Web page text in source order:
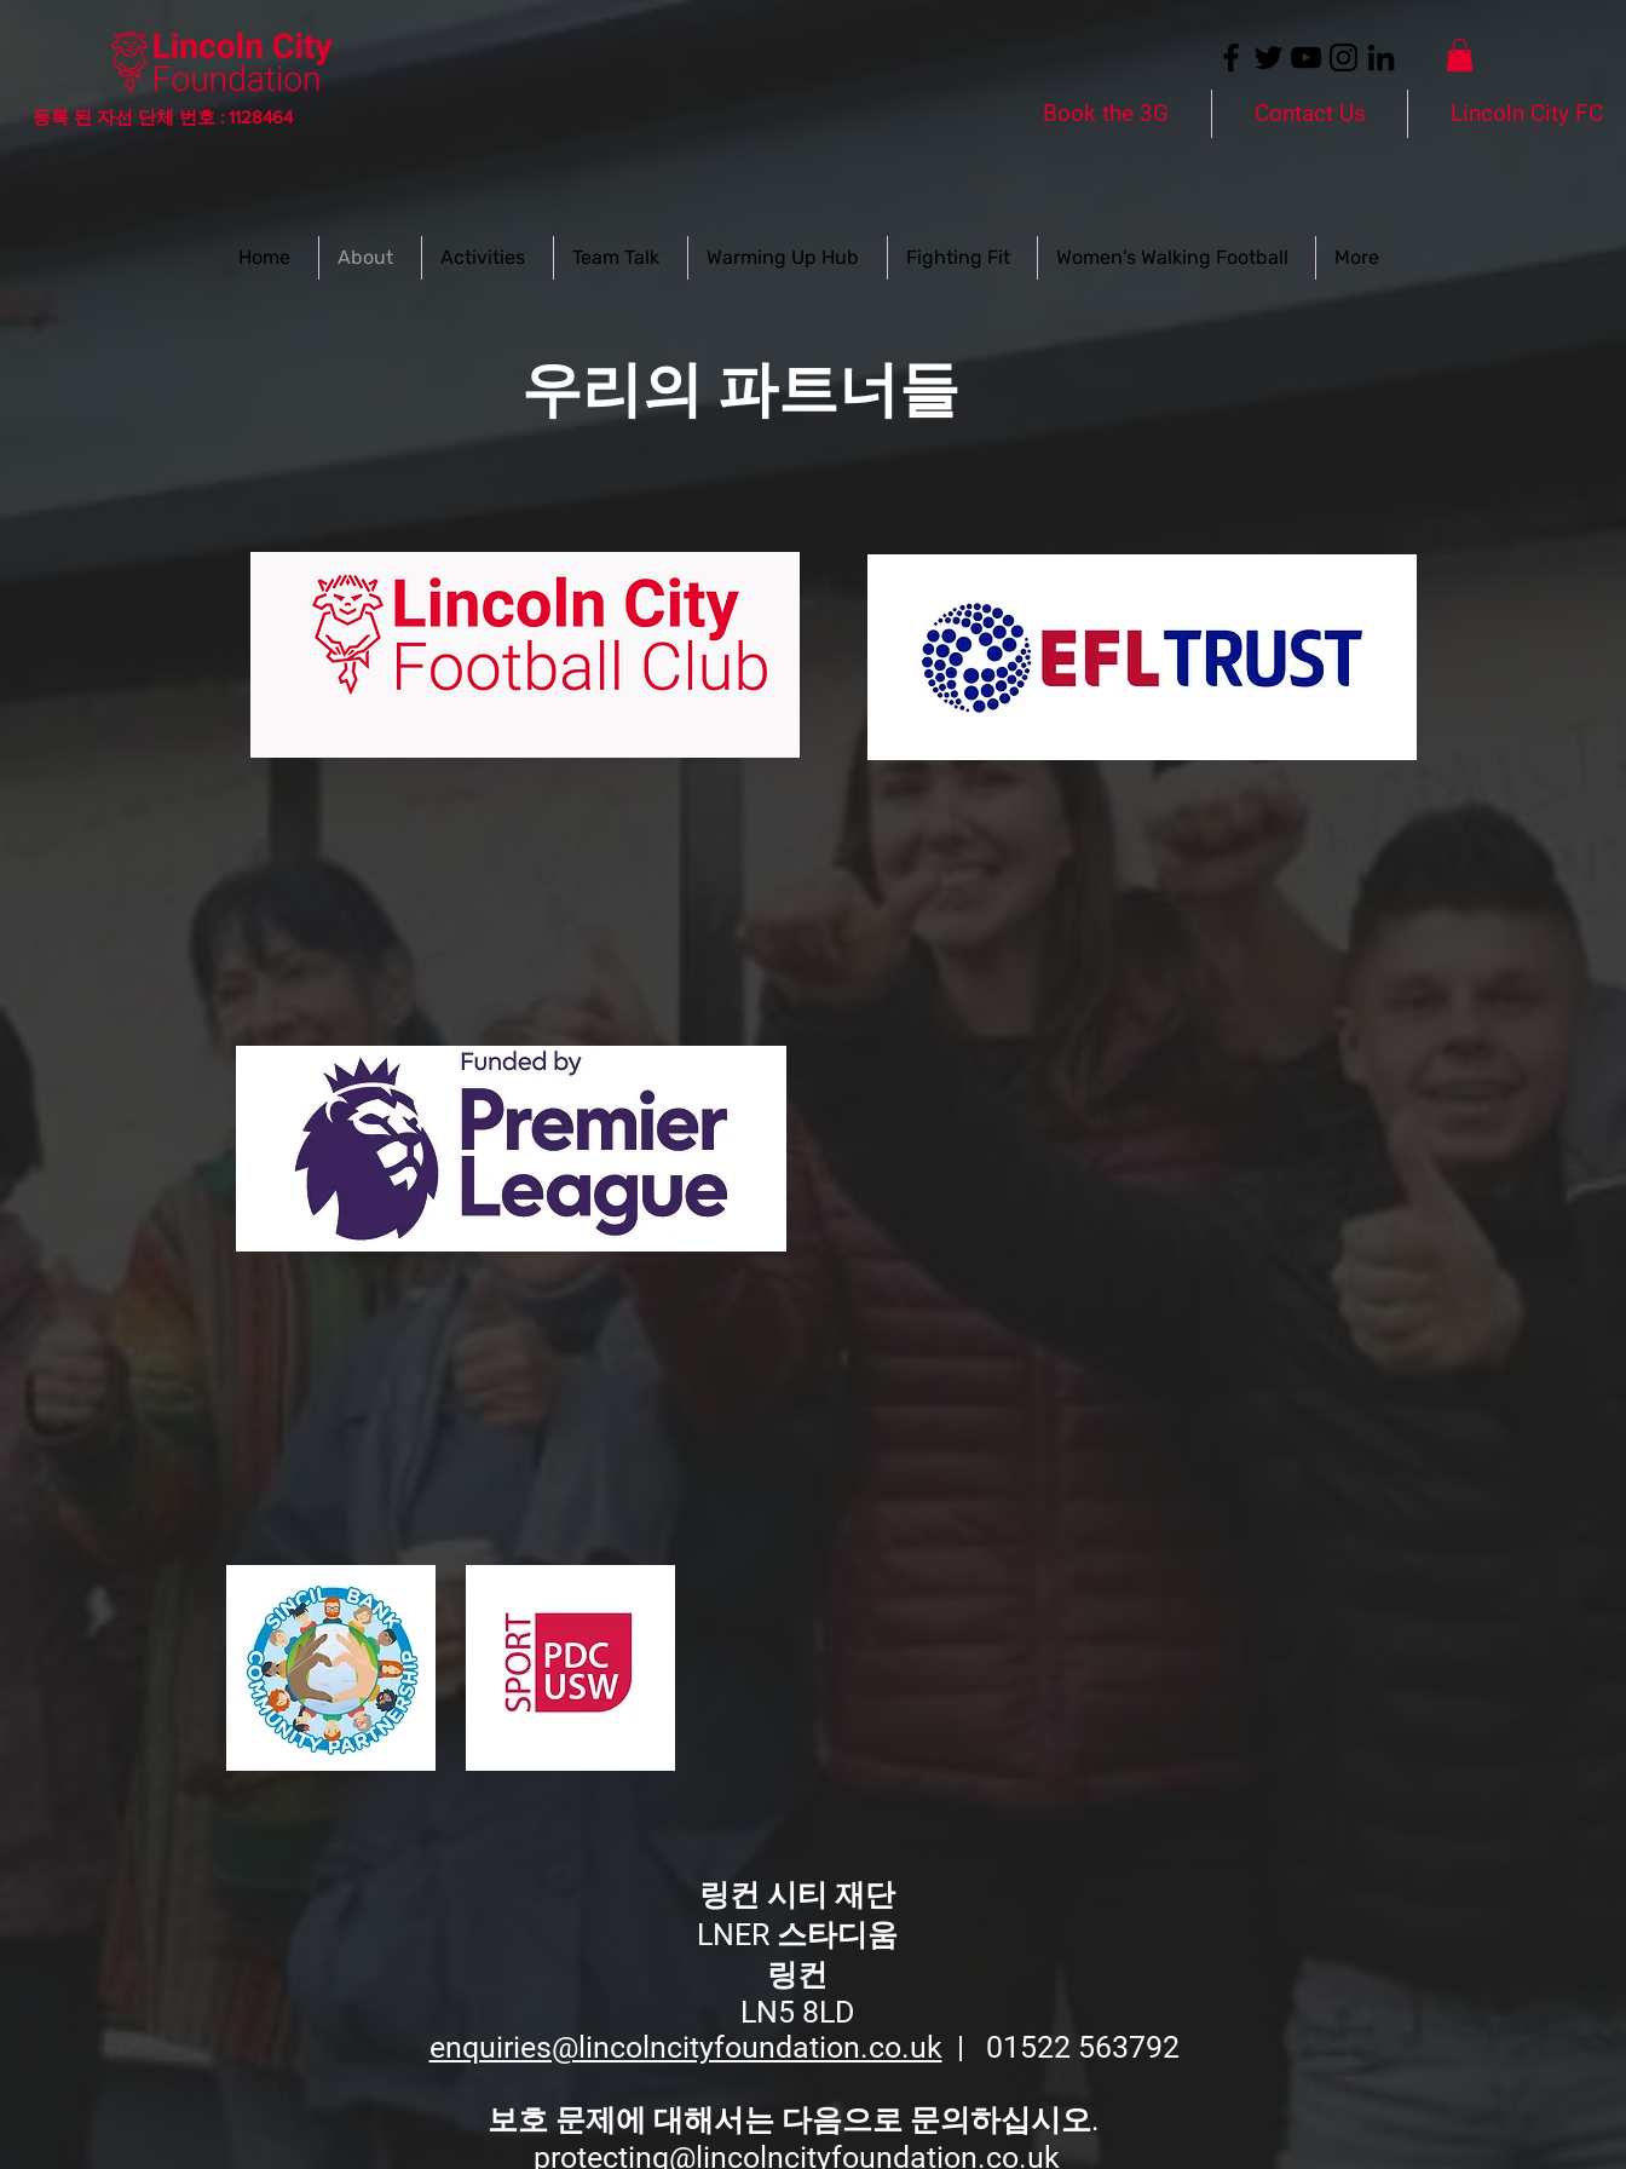
등록 된 자선 단체 번호 : 1128464 Book the 3G Contact Us Lincoln City FC
Home About Activities Team Talk Warming Up Hub Fighting Fit Women's Walking Football More
우리의 파트너들
링컨 시티 재단
LNER 스타디움
링컨
LN5 8LD
enquiries@lincolncityfoundation.co.uk| 01522 563792
보호 문제에 대해서는 다음으로 문의하십시오.
protecting@lincolncityfoundation.co.uk